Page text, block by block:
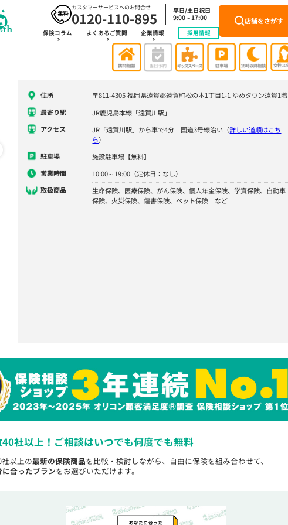
カスタマーサービスへのお問合せ
0120-110-895
平日/土日祝日
9:00～17:00
保険コラム よくあるご質問 企業情報 採用情報
店舗をさがす
住所
〒811-4305 福岡県遠賀郡遠賀町松の本1丁目1-1 ゆめタウン遠賀1階
最寄り駅
JR鹿児島本線「遠賀川駅」
アクセス
JR「遠賀川駅」から車で4分 国道3号線沿い（詳しい道順はこち
ら）
駐車場
施設駐車場【無料】
営業時間
10:00～19:00（定休日：なし）
取扱商品
生命保険、医療保険、がん保険、個人年金保険、学資保険、自動車
保険、火災保険、傷害保険、ペット保険 など
社以上！ ご相談はいつでも何度でも無料
以上の最新の保険商品を比較・検討しながら、自由に保険を組み合わせて、
に合ったプランをお選びいただけます。